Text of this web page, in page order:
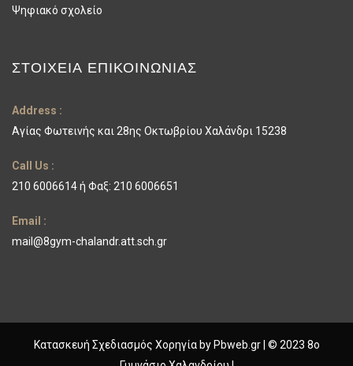
Ψηφιακό σχολείο
ΣΤΟΙΧΕΊΑ ΕΠΙΚΟΙΝΩΝΊΑΣ
Address :
Αγίας Φωτεινής και 28ης Οκτωβρίου Χαλάνδρι 15238
Call Us :
210 6006614 ή Φαξ: 210 6006651
Email :
mail@8gym-chalandr.att.sch.gr
Κατασκευή Σχεδιασμός Χορηγία byPbweb.gr| © 2023 8ο